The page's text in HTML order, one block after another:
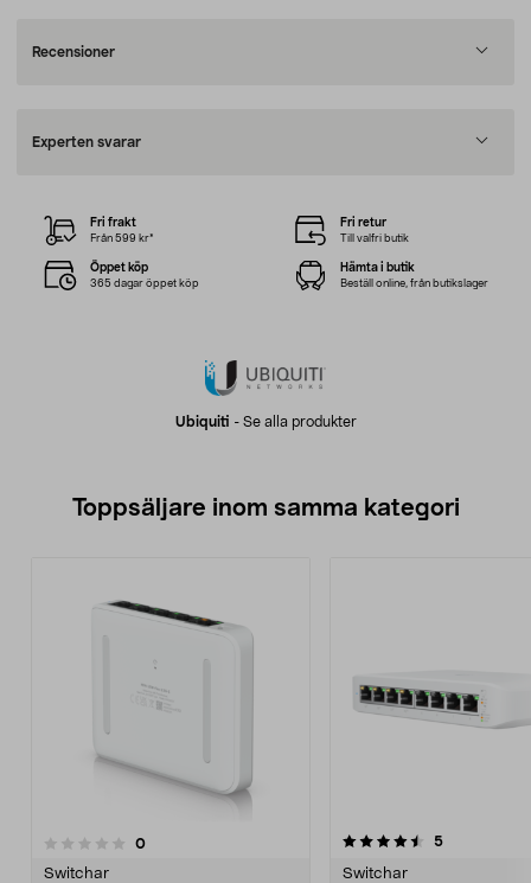
Recensioner
Experten svarar
Ubiquiti - Se alla produkter
Fri frakt
Från 599 kr*
Fri retur
Till valfri butik
Öppet köp
365 dagar öppet köp
Hämta i butik
Beställ online, från butikslager
Toppsäljare inom samma kategori
0recensioner
Switchar
4.5 av 5 stjärnor 5recensioner
Switchar
5.0 av 5 stjärnor